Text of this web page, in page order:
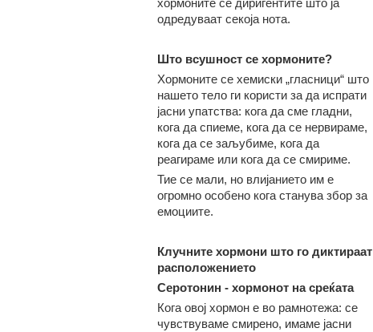
хормоните се диригентите што ја
одредуваат секоја нота.
Што всушност се хормоните?
Хормоните се хемиски „гласници“ што
нашето тело ги користи за да испрати
јасни упатства: кога да сме гладни,
кога да спиеме, кога да се нервираме,
кога да се заљубиме, кога да
реагираме или кога да се смириме.
Тие се мали, но влијанието им е
огромно особено кога станува збор за
емоциите.
Клучните хормони што го диктираат
расположението
Серотонин - хормонот на среќата
Кога овој хормон е во рамнотежа: се
чувствуваме смирено, имаме јасни